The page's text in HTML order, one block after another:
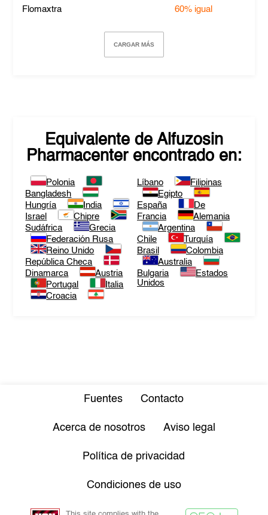
Flomaxtra 60% igual
CARGAR MÁS
Equivalente de Alfuzosin
Pharmacenterencontrado en:
Polonia
Bangladesh
Hungría
India
Israel
Chipre
Sudáfrica
Grecia
Federación Rusa
Reino Unido
República Checa
Dinamarca
Austria
Portugal
Italia
Croacia
Líbano
Filipinas
Egipto
España
De
Francia
Alemania
Argentina
Chile
Turquía
Brasil
Colombia
Australia
Bulgaria
Estados
Unidos
Fuentes Contacto
Acerca de nosotros Aviso legal
Política de privacidad
Condiciones de uso